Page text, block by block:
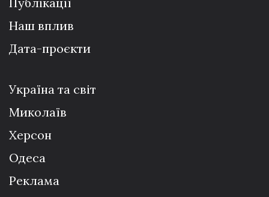
Наш вплив
Дата-проєкти
Україна та світ
Миколаїв
Херсон
Одеса
Реклама